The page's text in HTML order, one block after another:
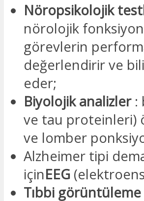
Nöropsikolojik
nörolojik
görevlerin
değerlendirir ve
eder;
Biyolojik analizler :
ve tau proteinleri)
ve lomber
Alzheimer tipi
içinEEG
Tıbbi görüntüleme